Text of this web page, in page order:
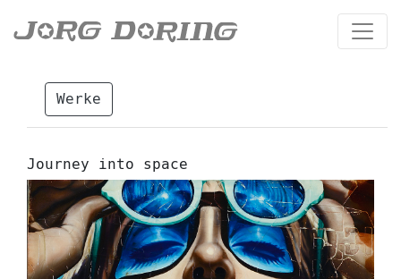
Werke
Journey into space